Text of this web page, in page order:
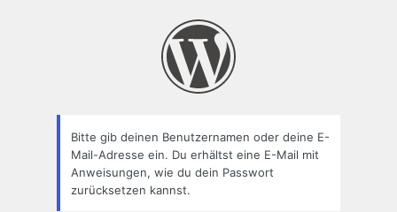
Bitte gib deinen Benutzernamen oder deine E-
Mail-Adresse ein. Du erhältst eine E-Mail mit
Anweisungen, wie du dein Passwort
zurücksetzen kannst.